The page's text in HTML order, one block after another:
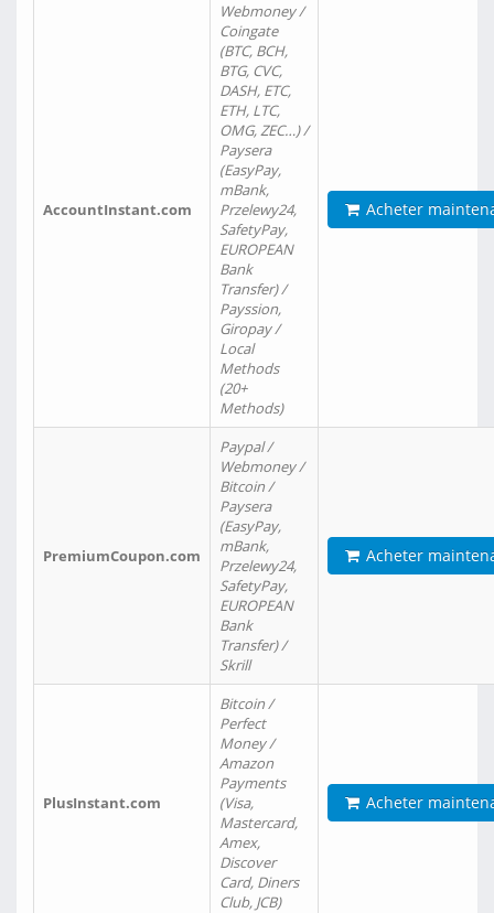
AccountInstant.com
Webmoney /
Coingate
(BTC, BCH,
BTG, CVC,
DASH, ETC,
ETH, LTC,
OMG, ZEC…) /
Paysera
(EasyPay,
mBank,
Przelewy24,
SafetyPay,
EUROPEAN
Bank
Transfer) /
Payssion,
Giropay /
Local
Methods
(20+
Methods)
Acheter
PremiumCoupon.com
Paypal /
Webmoney /
Bitcoin /
Paysera
(EasyPay,
mBank,
Przelewy24,
SafetyPay,
EUROPEAN
Bank
Transfer) /
Skrill
Acheter
PlusInstant.com
Bitcoin /
Perfect
Money /
Amazon
Payments
(Visa,
Mastercard,
Amex,
Discover
Card, Diners
Club, JCB)
Acheter